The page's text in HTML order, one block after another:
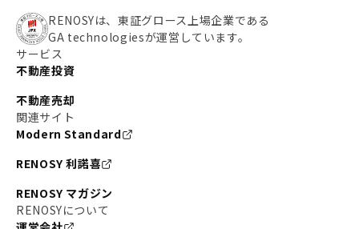
RENOSYは、東証グロース上場企業である
GA technologiesが運営しています。
サービス
不動産投資
不動産売却
関連サイト
Modern Standard
RENOSY 利諾喜
RENOSY マガジン
RENOSYについて